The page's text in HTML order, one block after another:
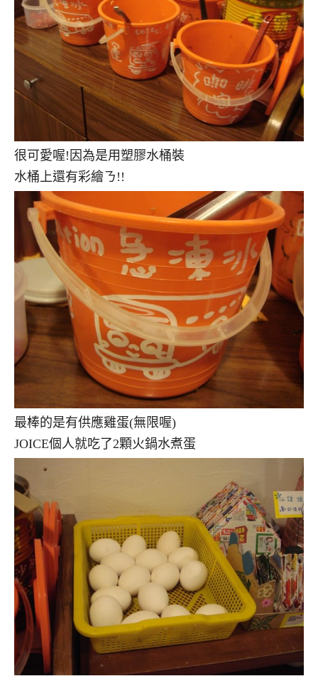
很可愛喔!因為是用塑膠水桶裝
水桶上還有彩繪ㄋ!!
最棒的是有供應雞蛋(無限喔)
JOICE個人就吃了2顆火鍋水煮蛋